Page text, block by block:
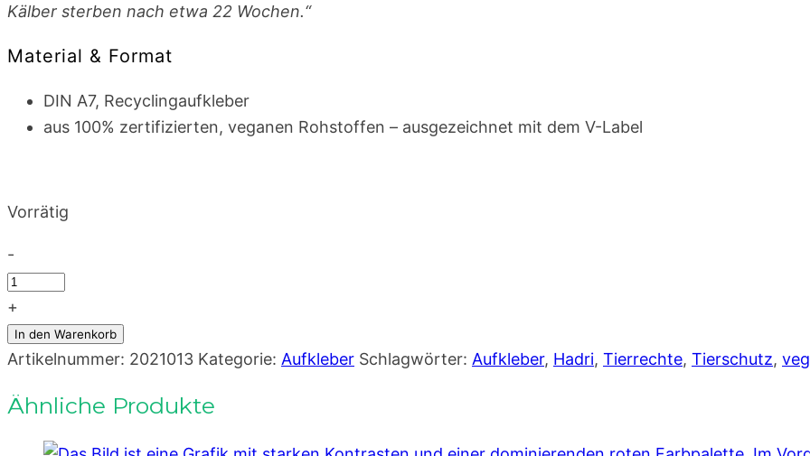
Kälber sterben nach etwa 22 Wochen.“
Material & Format
DIN A7, Recyclingaufkleber
aus 100% zertifizierten, veganen Rohstoffen – ausgezeichnet mit dem V-Label
Vorrätig
-
Hafermilch
rettet
Leben,
Hadri
veganer
Aufkleber
+
In den Warenkorb
Artikelnummer: 2021013 Kategorie: Aufkleber Schlagwörter: Aufkleber, Hadri, Tierrechte, Tierschutz,
Ähnliche Produkte